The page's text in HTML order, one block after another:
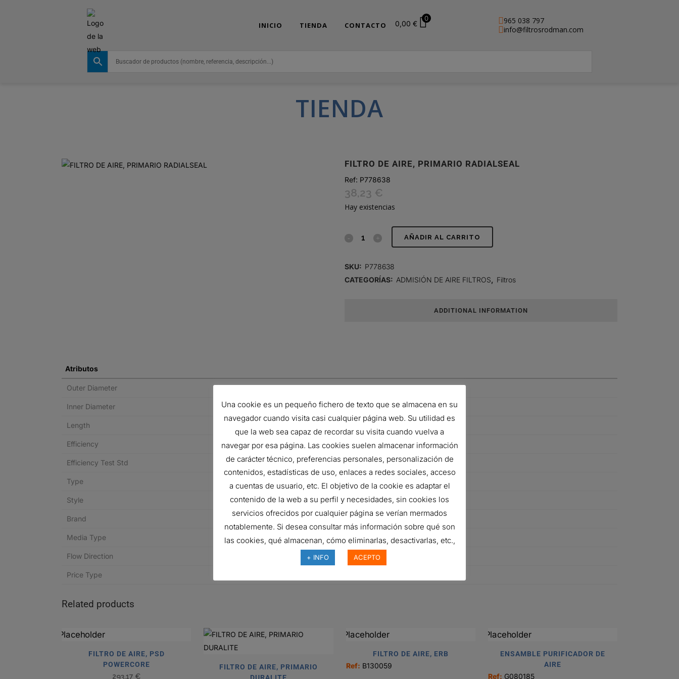
965 038 797
info@filtrosrodman.com
INICIO TIENDA CONTACTO 0,00 €
0
TIENDA
FILTRO DE AIRE, PRIMARIO RADIALSEAL
Ref: P778638
38,23 €
Hay existencias
FILTRO AÑADIR AL CARRITO
SKU: P778638
CATEGORÍAS: ADMISIÓN DE AIRE FILTROS Filtros
ADDITIONAL INFORMATION
Atributos
Outer Diameter 208 mm
Inner Diameter 106 mm
Length
Efficiency 99.9
Efficiency Test Std ISO 5011
Type Primary
Style Radialseal
Brand RadialSeal™
Media Type Cellulose
Flow Direction
Price Type
Related products
FILTRO DE AIRE, PSD
POWERCORE
293,17 €
FILTRO DE AIRE, PRIMARIO
FILTRO DE AIRE, ERB
Ref: B130059
ENSAMBLE PURIFICADOR DE
AIRE
Ref: G080185
Una cookie es un pequeño fichero de texto que se almacena en su
navegador cuando visita casi cualquier página web. Su utilidad es
que la web sea capaz de recordar su visita cuando vuelva a
navegar por esa página. Las cookies suelen almacenar información
de carácter técnico, preferencias personales, personalización de
contenidos, estadísticas de uso, enlaces a redes sociales, acceso
a cuentas de usuario, etc. El objetivo de la cookie es adaptar el
contenido de la web a su perfil y necesidades, sin cookies los
servicios ofrecidos por cualquier página se verían mermados
notablemente. Si desea consultar más información sobre qué son
las cookies, qué almacenan, cómo eliminarlas, desactivarlas, etc.,
+ INFO ACEPTO